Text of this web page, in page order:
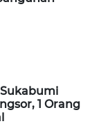
1 Orang